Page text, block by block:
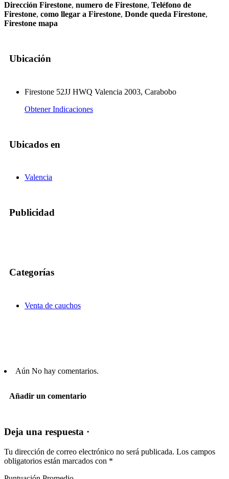
Dirección Firestone, numero de Firestone, Teléfono de
Firestone, como llegar a Firestone, Donde queda Firestone,
Firestone mapa
Ubicación
Firestone 52JJ HWQ Valencia 2003, Carabobo
Obtener Indicaciones
Ubicados en
Valencia
Publicidad
Categorías
Venta de cauchos
Aún No hay comentarios.
Añadir un comentario
Deja una respuesta ·
Tu dirección de correo electrónico no será publicada. Los campos
obligatorios están marcados con *